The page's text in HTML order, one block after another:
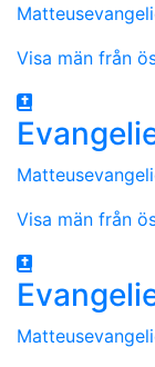
Visa män från
Visa män från